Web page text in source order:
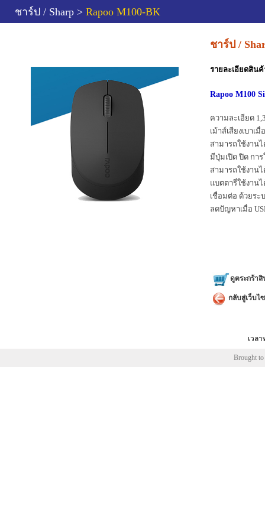
ชาร์ป / Sharp > Rapoo M100-BK
ชาร์ป /
รายละเอียดสินค้
Rapoo M100
ความละเอียด
เม้าส์เสียงเบาเ
สามารถใช้งาน
มีปุ่มเปิด ปิด กา
สามารถใช้งานไ
แบตตารี่ใช้งานไ
เชื่อมต่อ ด้วยระ
ลดปัญหาเมื่อ
ดูตระกร้า
กลับสู่เว็บไ
เวลา
Brought